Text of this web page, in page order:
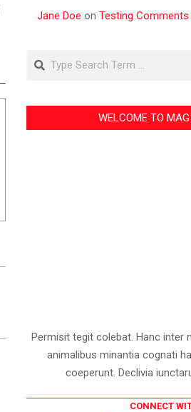
Jane Doe on Testing Comments
Search
WELCOME TO
Permisit tegit colebat. Hanc inter
animalibus minantia cognati
coeperunt. Declivia
CONNECT